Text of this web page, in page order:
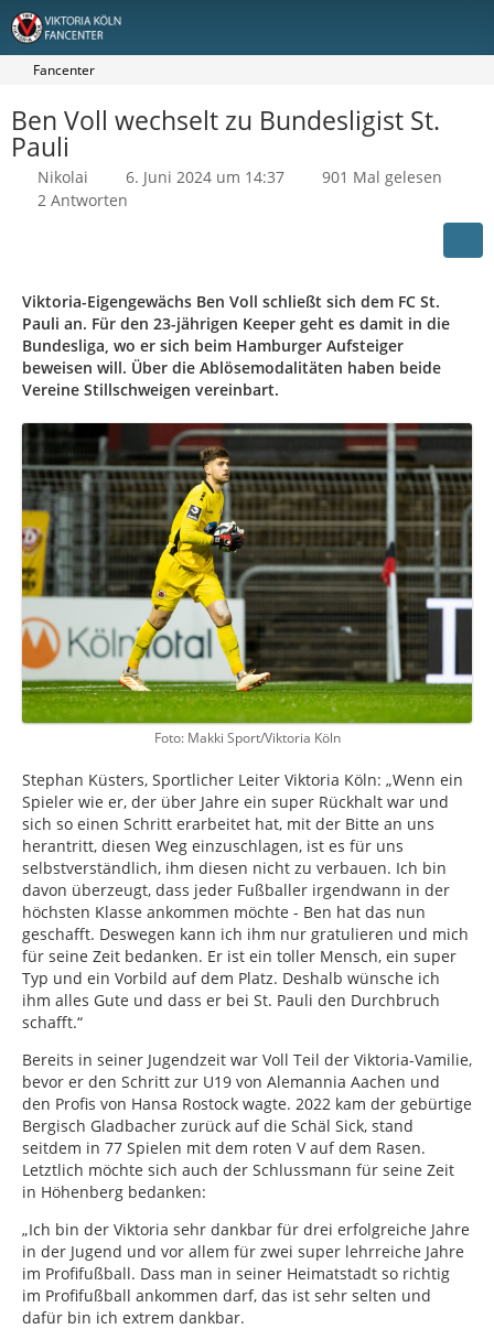
Fancenter
Ben Voll wechselt zu Bundesligist St.
Pauli
Nikolai 6. Juni 2024 um 14:37
901 Mal gelesen
2 Antworten
Viktoria-Eigengewächs Ben Voll schließt sich dem FC St.
Pauli an. Für den 23-jährigen Keeper geht es damit in die
Bundesliga, wo er sich beim Hamburger Aufsteiger
beweisen will. Über die Ablösemodalitäten haben beide
Vereine Stillschweigen vereinbart.
Foto: Makki Sport/Viktoria Köln
Stephan Küsters, Sportlicher Leiter Viktoria Köln: „Wenn ein
Spieler wie er, der über Jahre ein super Rückhalt war und
sich so einen Schritt erarbeitet hat, mit der Bitte an uns
herantritt, diesen Weg einzuschlagen, ist es für uns
selbstverständlich, ihm diesen nicht zu verbauen. Ich bin
davon überzeugt, dass jeder Fußballer irgendwann in der
höchsten Klasse ankommen möchte - Ben hat das nun
geschafft. Deswegen kann ich ihm nur gratulieren und mich
für seine Zeit bedanken. Er ist ein toller Mensch, ein super
Typ und ein Vorbild auf dem Platz. Deshalb wünsche ich
ihm alles Gute und dass er bei St. Pauli den Durchbruch
schafft.“
Bereits in seiner Jugendzeit war Voll Teil der Viktoria-Vamilie,
bevor er den Schritt zur U19 von Alemannia Aachen und
den Profis von Hansa Rostock wagte. 2022 kam der gebürtige
Bergisch Gladbacher zurück auf die Schäl Sick, stand
seitdem in 77 Spielen mit dem roten V auf dem Rasen.
Letztlich möchte sich auch der Schlussmann für seine Zeit
in Höhenberg bedanken:
„Ich bin der Viktoria sehr dankbar für drei erfolgreiche Jahre
in der Jugend und vor allem für zwei super lehrreiche Jahre
im Profifußball. Dass man in seiner Heimatstadt so richtig
im Profifußball ankommen darf, das ist sehr selten und
dafür bin ich extrem dankbar.